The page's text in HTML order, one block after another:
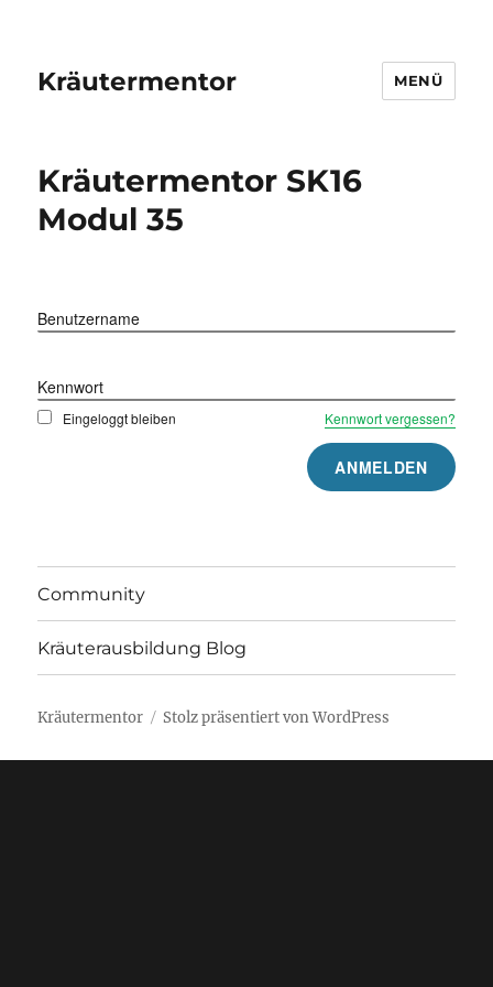
Kräutermentor MENÜ
Kräutermentor SK16
Modul 35
Benutzername
Kennwort
Eingeloggt bleiben Kennwort vergessen?
Community
Kräuterausbildung Blog
Kräutermentor Stolz präsentiert von WordPress